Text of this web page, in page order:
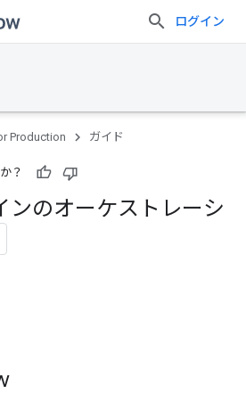
ログイン
Production ガイド
？
ンのオーケストレーシ